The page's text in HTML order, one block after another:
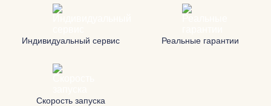
Индивидуальный сервис Реальные гарантии
Скорость запуска